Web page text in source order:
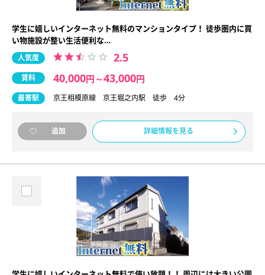
学生に嬉しいインターネット無料のマンションタイプ！ 徒歩圏内に買
い物施設が整い生活便利な…
人気度 2.5
賃料 40,000円 ～43,000円
最寄駅 京王相模原線 京王堀之内駅 徒歩 4分
追加 詳細情報を見る